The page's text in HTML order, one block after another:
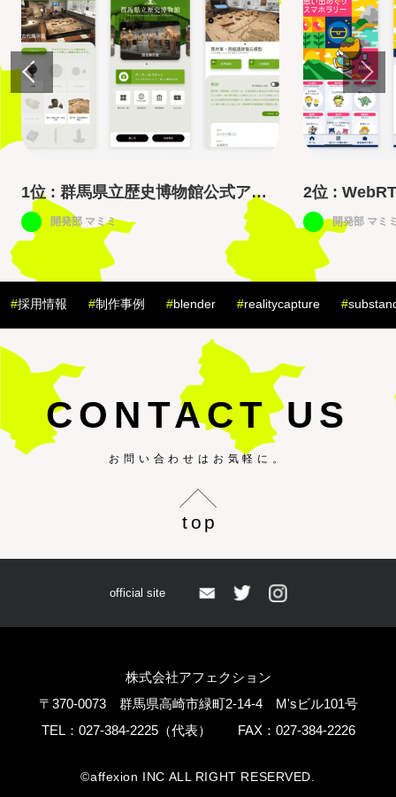
1位 : 群馬県立歴史博物館公式アプ
リ『G-歴博なび』アプリ開発 | 制作
事例シリーズ
開発部 マミミ
2位 :
プラリーウ
んの思い出
制作事例シ
開発部 マミ
#採用情報 #制作事例 #blender #realitycapture #
CONTACT US
お問い合わせはお気軽に。
top
official site
株式会社アフェクション
〒370-0073 群馬県高崎市緑町2-14-4 M'sビル101号
TEL：027-384-2225（代表） FAX：027-384-2226
©️affexion INC ALL RIGHT RESERVED.